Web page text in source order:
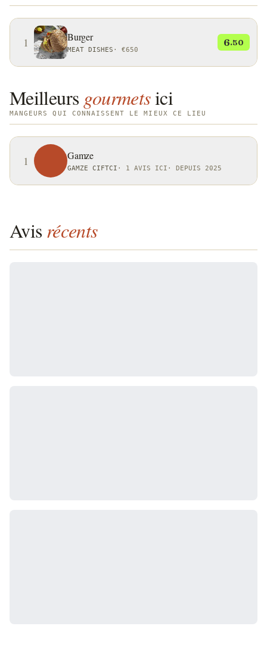
1 Burger
MEAT DISHES · €650
6.50
Meilleurs gourmetsici
MANGEURS QUI CONNAISSENT LE MIEUX CE LIEU
1 Gamze
GAMZE CIFTCI · 1 AVIS ICI · DEPUIS 2025
Avis récents